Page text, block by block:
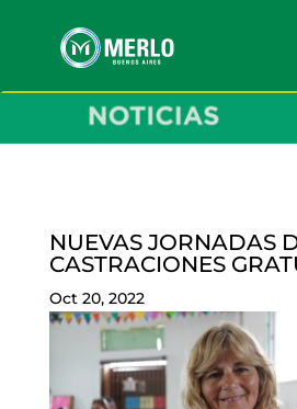
NUEVAS JORNADAS
CASTRACIONES
Oct 20, 2022